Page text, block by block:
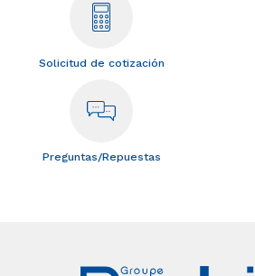
Solicitud de cotización
Preguntas/Repuestas